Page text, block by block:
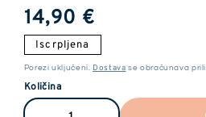
Redovna
cijena
14,90 €
Iscrpljena
Porezi uključeni. Dostava se obračunava
Količina